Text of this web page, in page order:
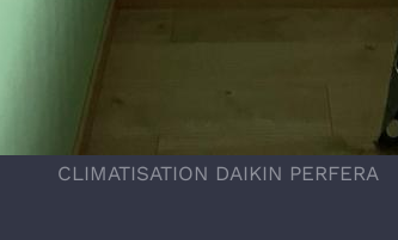
CLIMATISATION DAIKIN PERFERA